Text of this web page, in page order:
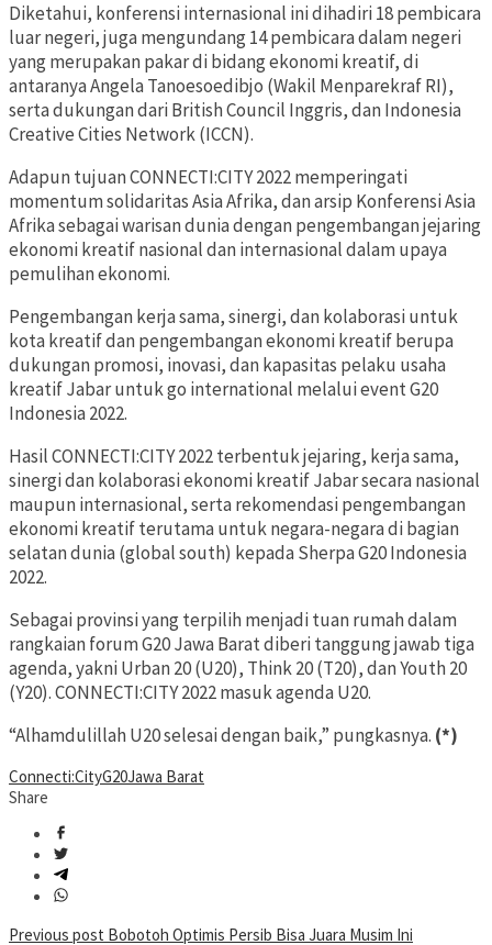
Diketahui, konferensi internasional ini dihadiri 18 pembicara
luar negeri, juga mengundang 14 pembicara dalam negeri
yang merupakan pakar di bidang ekonomi kreatif, di
antaranya Angela Tanoesoedibjo (Wakil Menparekraf RI),
serta dukungan dari British Council Inggris, dan Indonesia
Creative Cities Network (ICCN).
Adapun tujuan CONNECTI:CITY 2022 memperingati
momentum solidaritas Asia Afrika, dan arsip Konferensi Asia
Afrika sebagai warisan dunia dengan pengembangan jejaring
ekonomi kreatif nasional dan internasional dalam upaya
pemulihan ekonomi.
Pengembangan kerja sama, sinergi, dan kolaborasi untuk
kota kreatif dan pengembangan ekonomi kreatif berupa
dukungan promosi, inovasi, dan kapasitas pelaku usaha
kreatif Jabar untuk go international melalui event G20
Indonesia 2022.
Hasil CONNECTI:CITY 2022 terbentuk jejaring, kerja sama,
sinergi dan kolaborasi ekonomi kreatif Jabar secara nasional
maupun internasional, serta rekomendasi pengembangan
ekonomi kreatif terutama untuk negara-negara di bagian
selatan dunia (global south) kepada Sherpa G20 Indonesia
2022.
Sebagai provinsi yang terpilih menjadi tuan rumah dalam
rangkaian forum G20 Jawa Barat diberi tanggung jawab tiga
agenda, yakni Urban 20 (U20), Think 20 (T20), dan Youth 20
(Y20). CONNECTI:CITY 2022 masuk agenda U20.
“Alhamdulillah U20 selesai dengan baik,” pungkasnya. (*)
Connecti:CityG20Jawa Barat
Share
Post
Previous post Bobotoh Optimis Persib Bisa Juara Musim Ini